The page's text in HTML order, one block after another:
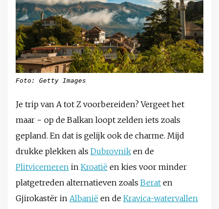
Foto: Getty Images
Je trip van A tot Z voorbereiden? Vergeet het
maar − op de Balkan loopt zelden iets zoals
gepland. En dat is gelijk ook de charme. Mijd
drukke plekken als Dubrovnik en de
Plitvicemeren in Kroatië en kies voor minder
platgetreden alternatieven zoals Berat en
Gjirokastër in Albanië en de Kravica-watervallen